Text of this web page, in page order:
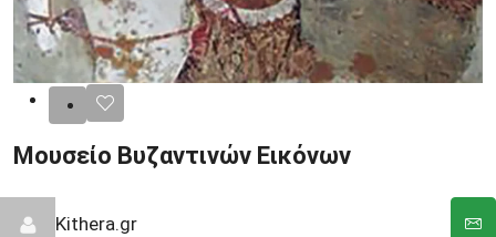
Μουσείο Βυζαντινών Εικόνων
Kithera.gr